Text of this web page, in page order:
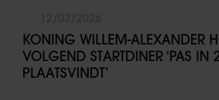
KONING WILLEM-ALEXANDER
VOLGEND STARTDINER ‘PAS IN
PLAATSVINDT’